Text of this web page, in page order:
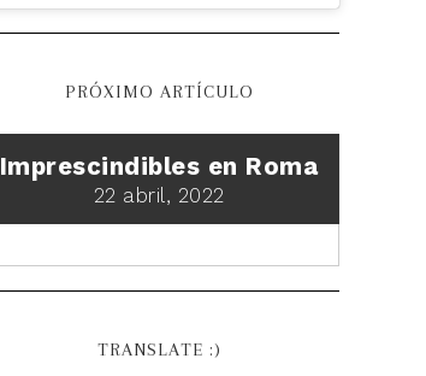
PRÓXIMO ARTÍCULO
Imprescindibles en Roma
22 abril, 2022
TRANSLATE :)